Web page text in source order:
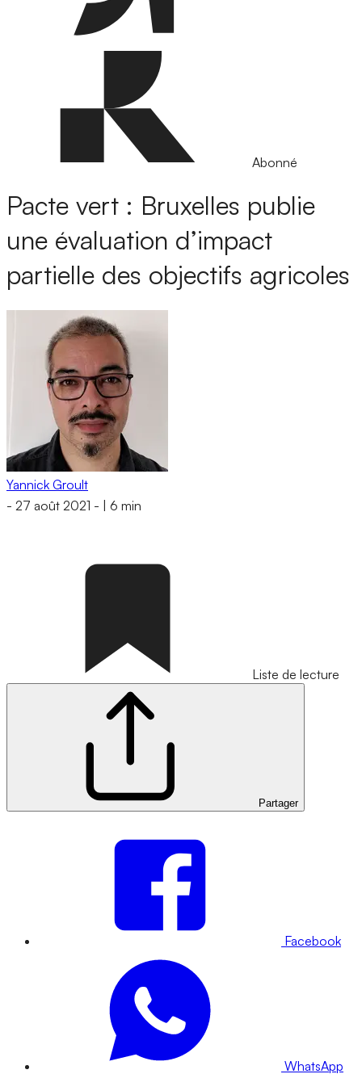
Abonné
Pacte vert : Bruxelles publie
une évaluation d’impact
partielle des objectifs agricoles
Yannick Groult
- 27 août 2021 - 6 min
Liste de lecture
Partager
Facebook
WhatsApp